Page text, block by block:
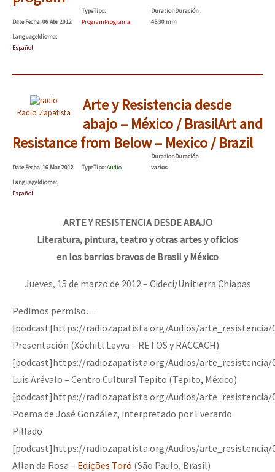
Mundo
EZLN
AutonomÍa y Resistencia
Megaproyectos
Presos
Mujeres
Niñxs
MULTIMEDIA
Fotorreportaje
Video
Otras secciones
Semillero Guerra contra la Humanidad. (Las poblaciones y
la naturaleza bajo asedio)
Libros para descargar
Medios Libres
COVID-19
DateFecha: 06 Abr 2012
TypeTipo:
ProgramPrograma
DurationDuración:
45:30 min
LanguageIdioma:
Español
Radio Zapatista
Arte y Resistencia desde
abajo – México / BrasilArt and
Resistance from Below – Mexico / Brazil
DateFecha: 16 Mar 2012 TypeTipo:Audio
DurationDuración:
varios
LanguageIdioma:
Español
ARTE Y RESISTENCIA DESDE ABAJO
Literatura, pintura, teatro y otras artes y oficios
en los barrios bravos de Brasil y México
Jueves, 15 de marzo de 2012 – Cideci/Unitierra Chiapas
Pedimos permiso…
[podcast]https://radiozapatista.org/Audios/arte_resistencia/
Presentación (Xóchitl Leyva – RETOS y RACCACH)
[podcast]https://radiozapatista.org/Audios/
Luis Arévalo – Centro Cultural Tepito (Tepito, México)
[podcast]https://radiozapatista.org/Audios/arte_resistencia/
Poema de José González, interpretado por Everardo
Pillado
[podcast]https://radiozapatista.org/Audios/arte_resistencia/
Allan da Rosa – Edições Toró (São Paulo, Brasil)